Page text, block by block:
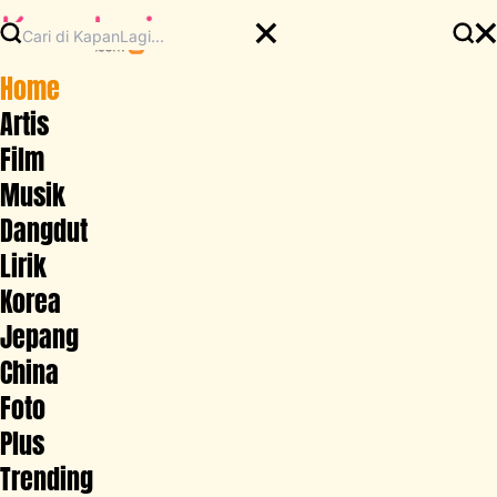
Home
Artis
Film
Musik
Dangdut
Lirik
Korea
Jepang
China
Foto
Plus
Trending